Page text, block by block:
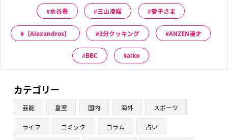
水谷豊 三山凌輝 愛子さま
［Alexandros］ 3分クッキング ANZEN漫才
BBC aiko
カテゴリー
芸能 皇室 国内 海外 スポーツ
ライフ コミック コラム 占い